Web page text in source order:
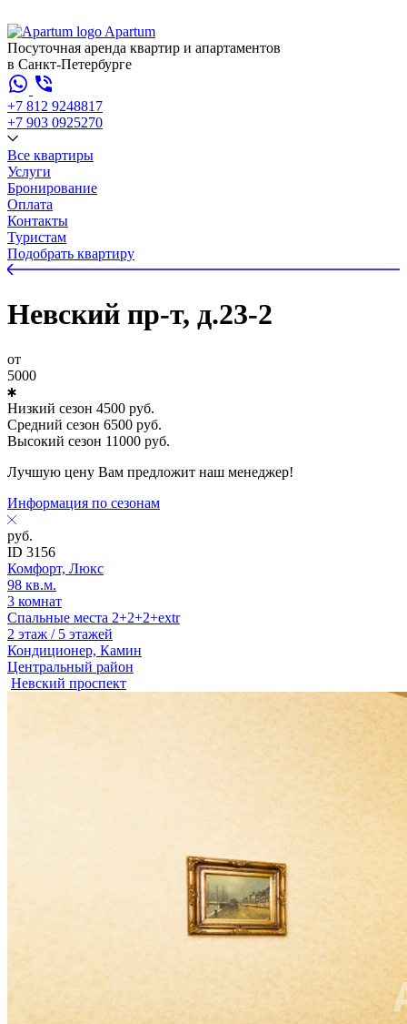
Apartum
Посуточная аренда квартир и апартаментов
в Санкт-Петербурге
+7 812 9248817
+7 903 0925270
Все квартиры
Услуги
Бронирование
Оплата
Контакты
Туристам
Подобрать квартиру
Невский пр-т, д.23-2
от
5000
Низкий сезон 4500 руб.
Средний сезон 6500 руб.
Высокий сезон 11000 руб.
Лучшую цену Вам предложит наш менеджер!
Информация по сезонам
руб.
ID 3156
Комфорт, Люкс
98 кв.м.
3 комнат
Спальные места 2+2+2+extr
2 этаж / 5 этажей
Кондиционер, Камин
Центральный район
Невский проспект